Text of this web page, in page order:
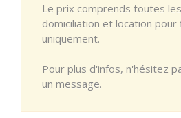
Le prix comprends toutes
domiciliation et location pour
uniquement.
Pour plus d'infos, n'hésitez
un message.